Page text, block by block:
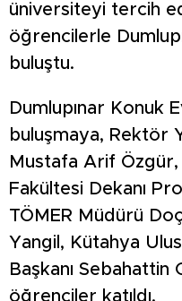
üniversiteyi tercih
öğrencilerle
buluştu.
Dumlupınar Konuk
buluşmaya, Rektör
Mustafa Arif
Fakültesi Dekanı
TÖMER Müdürü
Yangil, Kütahya
Başkanı
öğrenciler katıldı.